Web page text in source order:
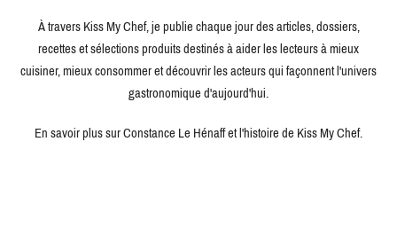
À travers Kiss My Chef, je publie chaque jour des articles, dossiers,
recettes et sélections produits destinés à aider les lecteurs à mieux
cuisiner, mieux consommer et découvrir les acteurs qui façonnent l'univers
gastronomique d'aujourd'hui.
En savoir plus sur Constance Le Hénaff et l'histoire de Kiss My Chef.